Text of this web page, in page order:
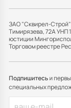
ЗАО "Сквирел-Строй"
Тимирязева, 72А УНП
юстиции
Торговом реестре
Подпишитесьи
специальных